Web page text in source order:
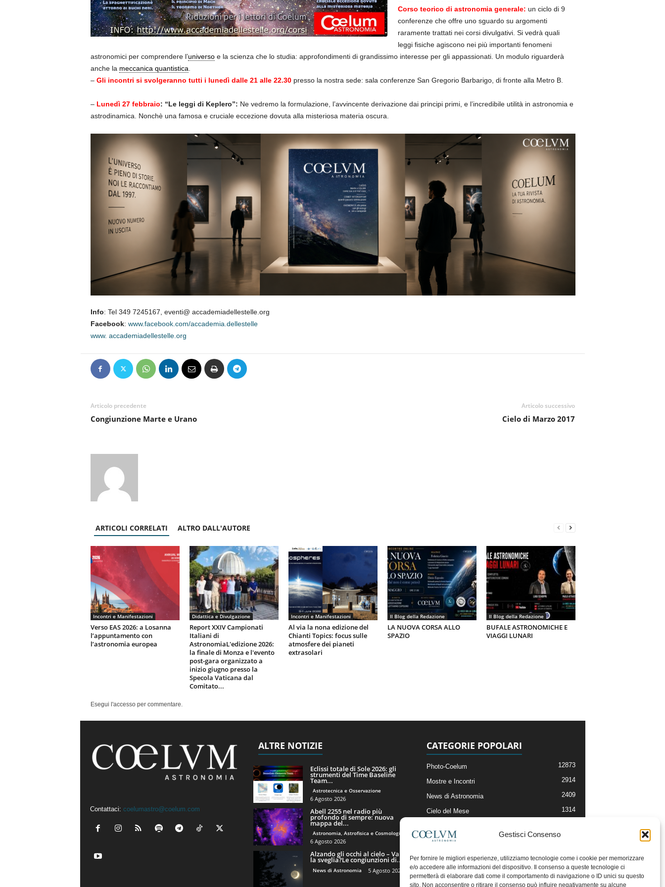
Gestisci Consenso
Per fornire le migliori esperienze, utilizziamo tecnologie come i cookie per memorizzare
e/o accedere alle informazioni del dispositivo. Il consenso a queste tecnologie ci
permetterà di elaborare dati come il comportamento di navigazione o ID unici su questo
sito. Non acconsentire o ritirare il consenso può influire negativamente su alcune
Corso teorico di astronomia generale: un ciclo di 9
conferenze che offre uno sguardo su argomenti
raramente trattati nei corsi divulgativi. Si vedrà quali
leggi fisiche agiscono nei più importanti fenomeni
astronomici per comprendere l’universoe la scienza che lo studia: approfondimenti di grandissimo interesse per gli appassionati. Un modulo riguarderà
anche la meccanica quantistica
– Gli incontri si svolgeranno tutti i lunedì dalle 21 alle 22.30presso la nostra sede: sala conferenze San Gregorio Barbarigo, di fronte alla Metro B.
– Lunedì 27 febbraio: “Le leggi di Keplero”: Ne vedremo la formulazione, l’avvincente derivazione dai principi primi, e l’incredibile utilità in astronomia e
astrodinamica. Nonchè una famosa e cruciale eccezione dovuta alla misteriosa materia oscura.
Info: Tel 349 7245167, eventi@ accademiadellestelle.org
Facebook: www.facebook.com/accademia.dellestelle
www. accademiadellestelle.org
Articolo precedente
Congiunzione Marte e Urano
Articolo successivo
Cielo di Marzo 2017
ARTICOLI CORRELATI ALTRO DALL'AUTORE
Incontri e Manifestazioni
Verso EAS 2026: a Losanna
l’appuntamento con
l’astronomia europea
Didattica e Divulgazione
Report XXIV Campionati
Italiani di
AstronomiaL'edizione 2026:
la finale di Monza e l'evento
post-gara organizzato a
inizio giugno presso la
Specola Vaticana dal
Comitato...
Incontri e Manifestazioni
Al via la nona edizione del
Chianti Topics: focus sulle
atmosfere dei pianeti
extrasolari
Il Blog della Redazione
LA NUOVA CORSA ALLO
SPAZIO
Il Blog della Redazione
BUFALE ASTRONOMICHE E
VIAGGI LUNARI
Esegui l'accesso per commentare.
Contattaci: coelumastro@coelum.com
ALTRE NOTIZIE
Eclissi totale di Sole 2026: gli
strumenti del Time Baseline
Team...
Astrotecnica e Osservazione
6 Agosto 2026
Abell 2255 nel radio più
profondo di sempre: nuova
mappa del...
Astronomia, Astrofisica e Cosmologia
6 Agosto 2026
Alzando gli occhi al cielo – Vale
la sveglia?Le congiunzioni di...
News di Astronomia 5 Agosto 2026
CATEGORIE POPOLARI
Photo-Coelum 12873
Mostre e Incontri 2914
News di Astronomia 2409
Cielo del Mese 1314
Articoli e Risorse On-Line
Il Blog della Redazione